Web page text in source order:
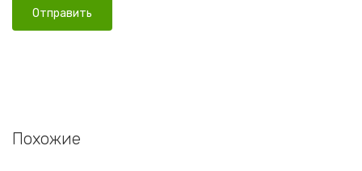
Похожие